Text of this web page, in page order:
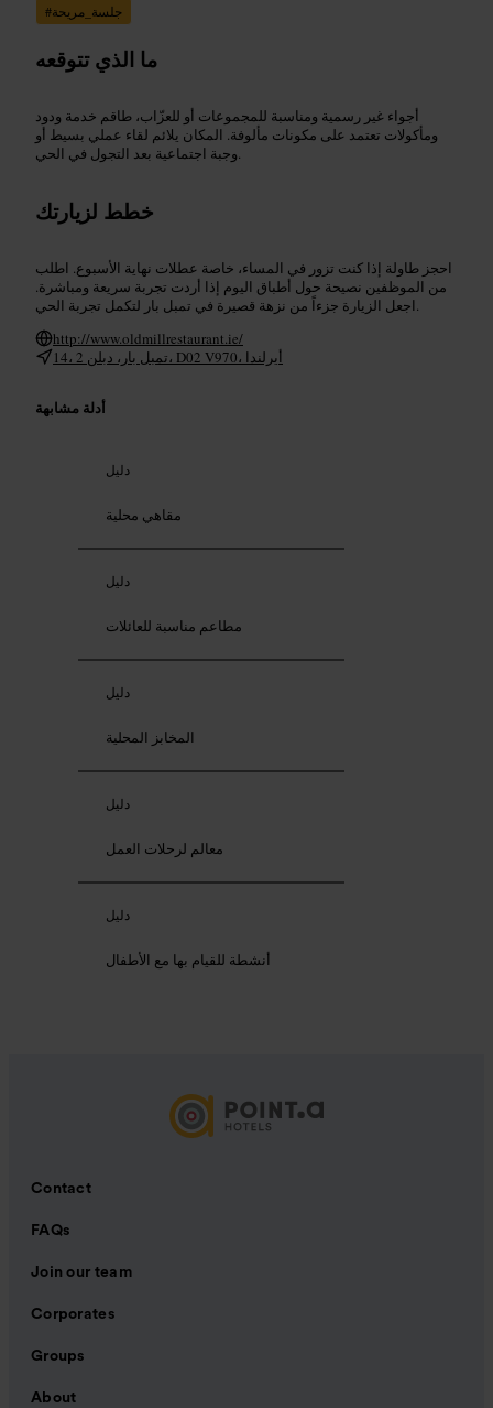
#جلسة_مريحة
ما الذي تتوقعه
أجواء غير رسمية ومناسبة للمجموعات أو للعزّاب، طاقم خدمة ودود
ومأكولات تعتمد على مكونات مألوفة. المكان يلائم لقاء عملي بسيط أو
وجبة اجتماعية بعد التجول في الحي.
خطط لزيارتك
احجز طاولة إذا كنت تزور في المساء، خاصة عطلات نهاية الأسبوع. اطلب
من الموظفين نصيحة حول أطباق اليوم إذا أردت تجربة سريعة ومباشرة.
اجعل الزيارة جزءاً من نزهة قصيرة في تمبل بار لتكمل تجربة الحي.
http://www.oldmillrestaurant.ie/
14، تمبل بار، دبلن 2، D02 V970، أيرلندا
أدلة مشابهة
دليل
مقاهي محلية
دليل
مطاعم مناسبة للعائلات
دليل
المخابز المحلية
دليل
معالم لرحلات العمل
دليل
أنشطة للقيام بها مع الأطفال
Contact
FAQs
Join our team
Corporates
Groups
About